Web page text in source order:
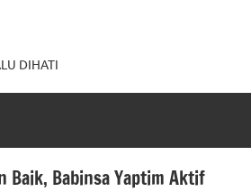
DIHATI
Baik, Babinsa Yaptim Aktif